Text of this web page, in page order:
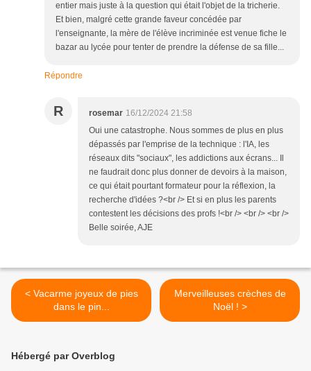
entier mais juste à la question qui était l'objet de la tricherie.
Et bien, malgré cette grande faveur concédée par
l'enseignante, la mère de l'élève incriminée est venue fiche le
bazar au lycée pour tenter de prendre la défense de sa fille...
Répondre
R rosemar 16/12/2024 21:58
Oui une catastrophe. Nous sommes de plus en plus
dépassés par l'emprise de la technique : l'IA, les
réseaux dits "sociaux", les addictions aux écrans... Il
ne faudrait donc plus donner de devoirs à la maison,
ce qui était pourtant formateur pour la réflexion, la
recherche d'idées ?<br /> Et si en plus les parents
contestent les décisions des profs !<br /> <br /> <br />
Belle soirée, AJE
< Vacarme joyeux de pies
dans le pin...
Merveilleuses crèches de
Noël ! >
Hébergé par Overblog